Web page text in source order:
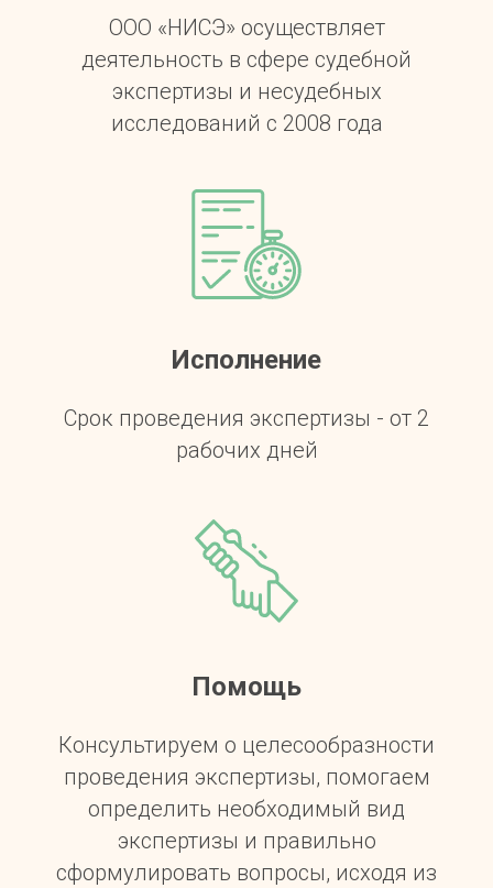
ООО «НИСЭ» осуществляет
деятельность в сфере судебной
экспертизы и несудебных
исследований с 2008 года
Исполнение
Срок проведения экспертизы - от 2
рабочих дней
Помощь
Консультируем о целесообразности
проведения экспертизы, помогаем
определить необходимый вид
экспертизы и правильно
сформулировать вопросы, исходя из